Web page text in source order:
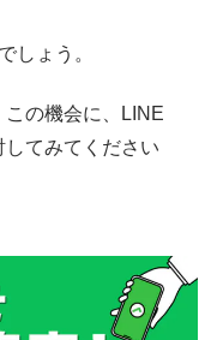
しょう。
の機会に、LINE
てみてください